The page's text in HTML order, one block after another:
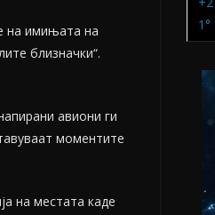
на имињата на
близначки“.
авиони ги
моментите
на местата каде
1°